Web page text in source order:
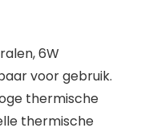
6W
voor gebruik.
thermische
thermische